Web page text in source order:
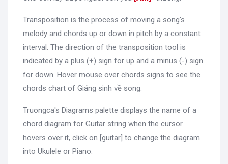
Transposition is the process of moving a song's
melody and chords up or down in pitch by a constant
interval. The direction of the transposition tool is
indicated by a plus (+) sign for up and a minus (-) sign
for down. Hover mouse over chords signs to see the
chords chart of Giáng sinh về song.
Truongca's Diagrams palette displays the name of a
chord diagram for Guitar string when the cursor
hovers over it, click on [guitar] to change the diagram
into Ukulele or Piano.